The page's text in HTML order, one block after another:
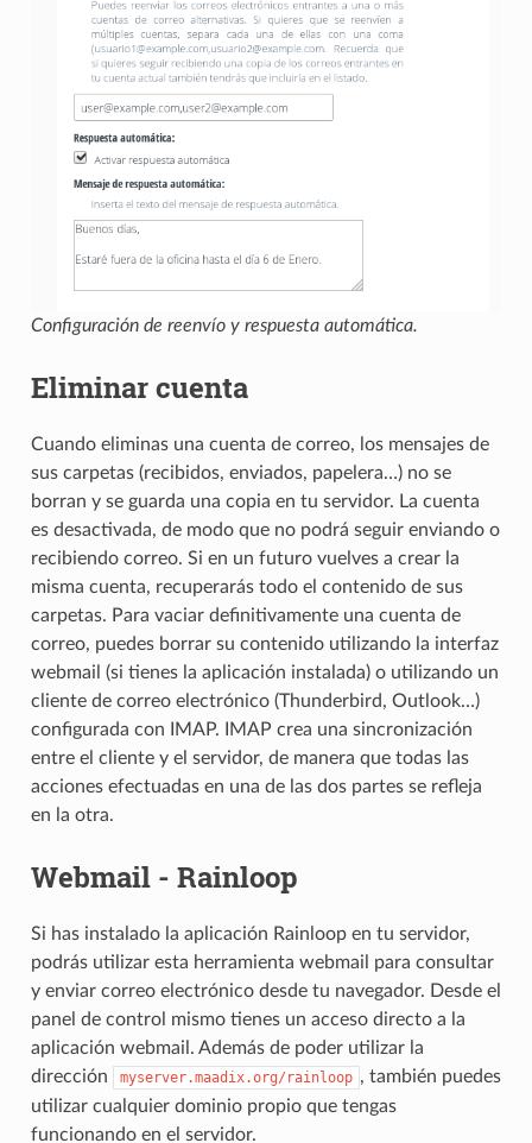
Configuración de reenvío y respuesta automática.
Eliminar cuenta
Cuando eliminas una cuenta de correo, los mensajes de
sus carpetas (recibidos, enviados, papelera…) no se
borran y se guarda una copia en tu servidor. La cuenta
es desactivada, de modo que no podrá seguir enviando o
recibiendo correo. Si en un futuro vuelves a crear la
misma cuenta, recuperarás todo el contenido de sus
carpetas. Para vaciar definitivamente una cuenta de
correo, puedes borrar su contenido utilizando la interfaz
webmail (si tienes la aplicación instalada) o utilizando un
cliente de correo electrónico (Thunderbird, Outlook…)
configurada con IMAP. IMAP crea una sincronización
entre el cliente y el servidor, de manera que todas las
acciones efectuadas en una de las dos partes se refleja
en la otra.
Webmail - Rainloop
Si has instalado la aplicación Rainloop en tu servidor,
podrás utilizar esta herramienta webmail para consultar
y enviar correo electrónico desde tu navegador. Desde el
panel de control mismo tienes un acceso directo a la
aplicación webmail. Además de poder utilizar la
dirección
myserver.maadix.org/rainloop , también puedes
utilizar cualquier dominio propio que tengas
funcionando en el servidor.